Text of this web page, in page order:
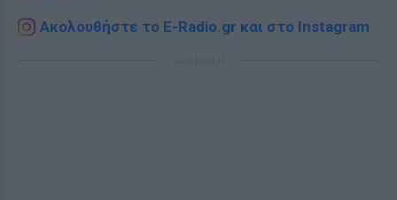
Ακολουθήστε το E-Radio.gr και στο Instagram